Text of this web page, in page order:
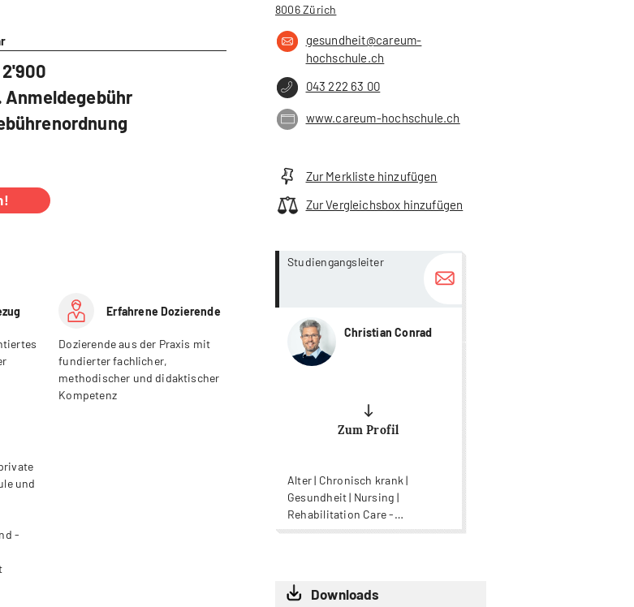
2'900
Anmeldegebühr
Erfahrene Dozierende
Dozierende aus der Praxis mit
fundierter fachlicher,
methodischer und didaktischer
Kompetenz
und
-
8006 Zürich
gesundheit@careum-
hochschule.ch
043 222 63 00
www.careum-hochschule.ch
Zur Merkliste hinzufügen
Zur Vergleichsbox hinzufügen
Studiengangsleiter
Christian Conrad
Zum Profil
Alter | Chronisch krank |
Gesundheit | Nursing |
Rehabilitation Care -
Rehabilitationspflege | Wound
more...
more...
Downloads